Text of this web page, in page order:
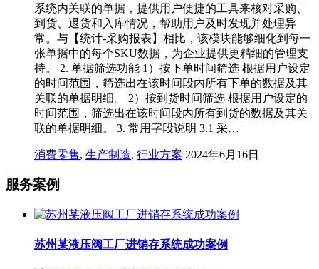
系统内关联的单据，提供用户便捷的工具来核对采购、
到货、退货和入库情况，帮助用户及时发现并处理异
常。与【统计-采购报表】相比，该模块能够细化到每一
张单据中的每个SKU数据，为企业提供更精细的管理支
持。 2. 单据筛选功能 1）按下单时间筛选 根据用户设定
的时间范围，筛选出在该时间段内所有下单的数据及其
关联的单据明细。 2）按到货时间筛选 根据用户设定的
时间范围，筛选出在该时间段内所有到货的数据及其关
联的单据明细。 3. 常用字段说明 3.1 采…
消费零售, 生产制造, 行业方案 2024年6月16日
服务案例
苏州某液压阀工厂进销存系统成功案例